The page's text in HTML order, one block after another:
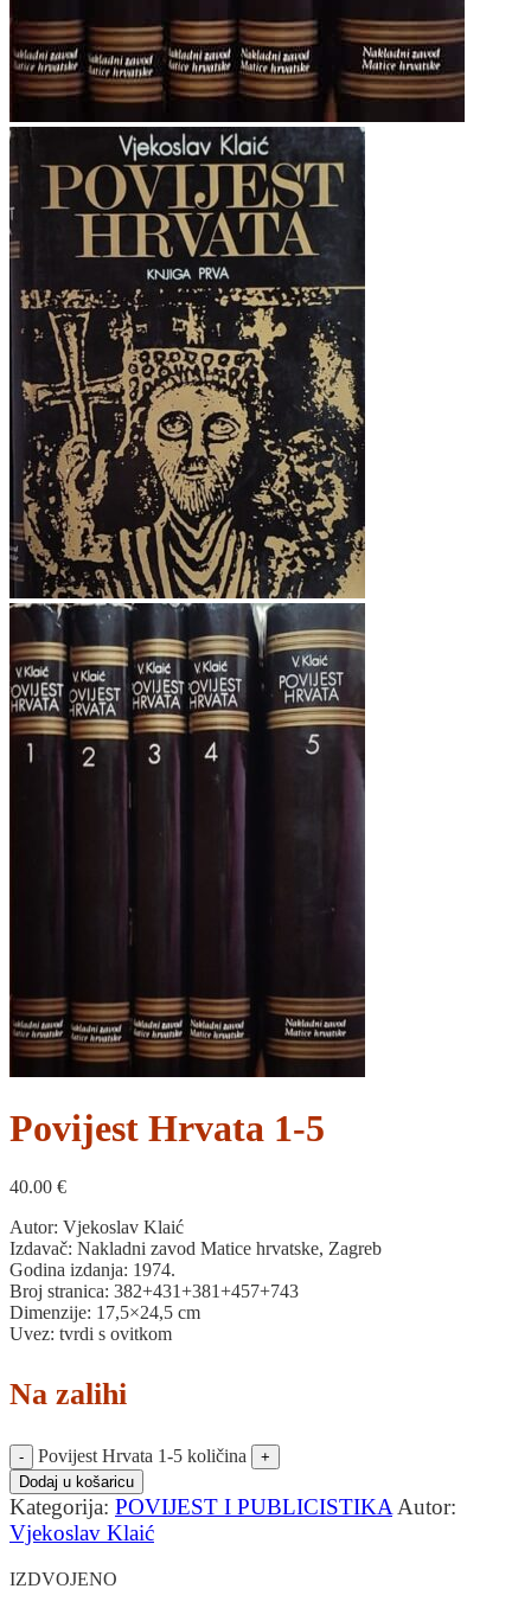
Povratak u trgovinu
Povijest Hrvata 1-5
40.00 €
Autor: Vjekoslav Klaić
Izdavač: Nakladni zavod Matice hrvatske, Zagreb
Godina izdanja: 1974.
Broj stranica: 382+431+381+457+743
Dimenzije: 17,5×24,5 cm
Uvez: tvrdi s ovitkom
Na zalihi
Povijest Hrvata 1-5 količina
Dodaj u košaricu
Kategorija: POVIJEST I PUBLICISTIKA Autor:
Vjekoslav Klaić
IZDVOJENO